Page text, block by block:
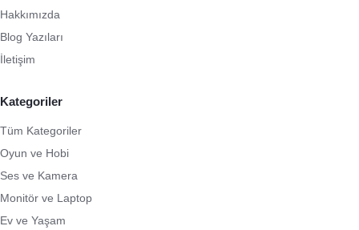
Hakkımızda
Blog Yazıları
İletişim
Kategoriler
Tüm Kategoriler
Oyun ve Hobi
Ses ve Kamera
Monitör ve Laptop
Ev ve Yaşam